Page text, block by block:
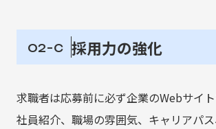
02-c 採用力の強化
求職者は応募前に必ず企業のWebサイト
社員紹介、職場の雰囲気、キャリアパ